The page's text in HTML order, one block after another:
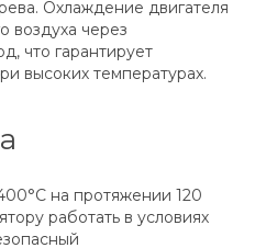
Охлаждение двигателя
воздуха через
что гарантирует
высоких температурах.
на протяжении 120
работать в условиях